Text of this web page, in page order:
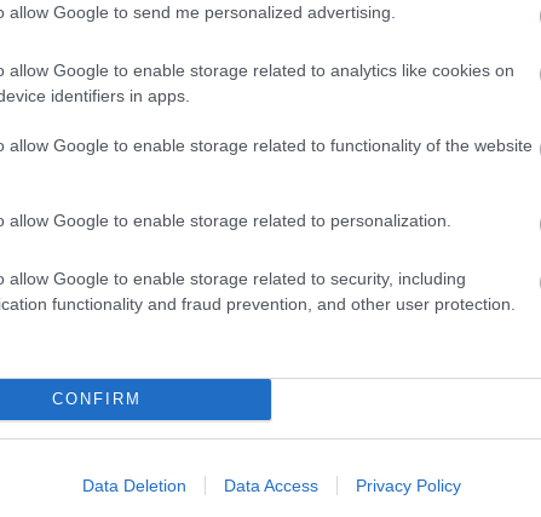
allow Google to send me personalized advertising.
allow Google to enable storage related to analytics like cookies on
identifiers in apps.
allow Google to enable storage related to functionality of the website
allow Google to enable storage related to personalization.
allow Google to enable storage related to security, including
functionality and fraud prevention, and other user protection.
CONFIRM
Data Deletion Data Access Privacy Policy
darin bestand,die Fähigkeit zu erlangen,
Autofahren, durchzuführen.